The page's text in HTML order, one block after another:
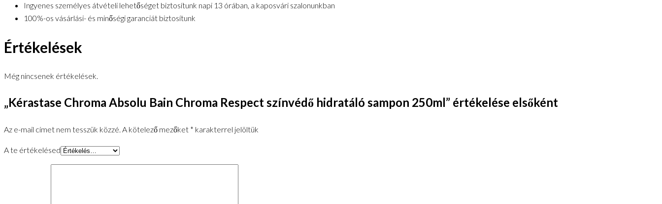
Ingyenes személyes átvételi lehetőséget biztosítunk napi 13 órában, a kaposvári szalonunkban
100%-os vásárlási- és minőségi garanciát biztosítunk
Értékelések
Még nincsenek értékelések.
„Kérastase Chroma Absolu Bain Chroma Respect színvédő hidratáló sampon 250ml” értékelése elsőként
Az e-mail címet nem tesszük közzé. A kötelező mezőket * karakterrel jelöltük
A te értékelésed